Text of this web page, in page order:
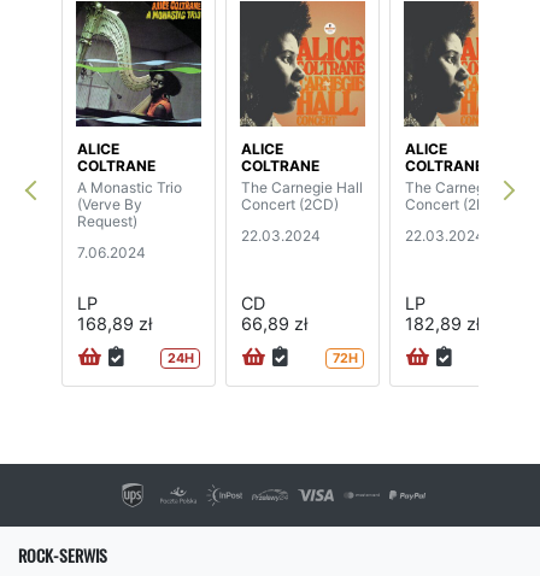
ALICE
COLTRANE
A Monastic Trio
(Verve By
Request)
7.06.2024
LP
168,89 zł
24H
ALICE
COLTRANE
The Carnegie Hall
Concert (2CD)
22.03.2024
CD
66,89 zł
72H
ALICE
COLTRANE
The Carnegie Hall
Concert (2LP)
22.03.2024
LP
182,89 zł
ROCK-SERWIS